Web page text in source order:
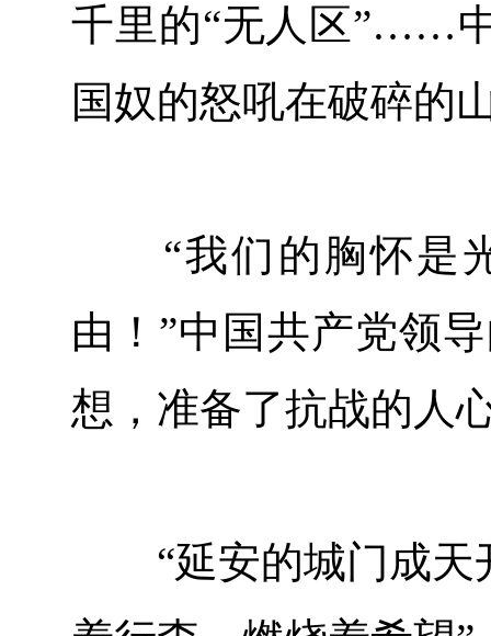
千里的“无人区”……
国奴的怒吼在破碎的
“我们的胸怀是光
由！”中国共产党领
想，准备了抗战的人
“延安的城门成天